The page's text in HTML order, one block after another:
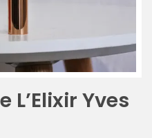
L’Elixir Yves